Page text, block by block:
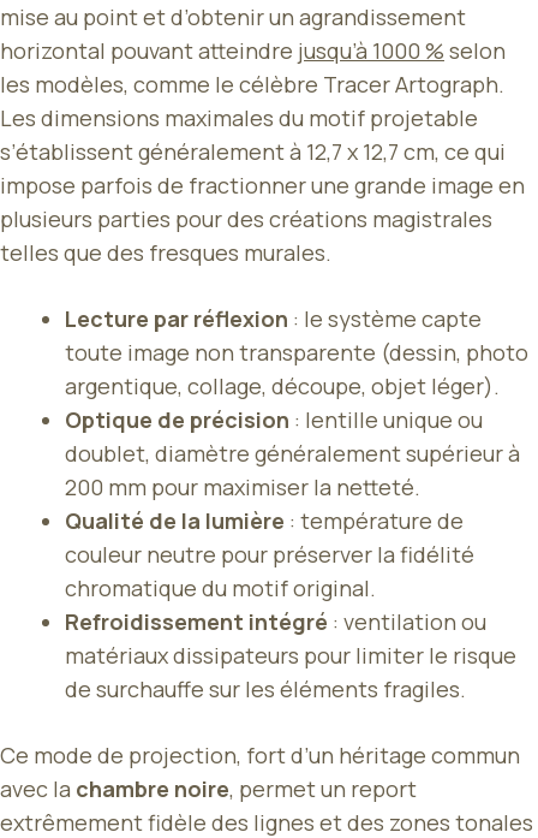
mise au point et d’obtenir un agrandissement
horizontal pouvant atteindre jusqu’à 1000 % selon
les modèles, comme le célèbre Tracer Artograph.
Les dimensions maximales du motif projetable
s’établissent généralement à 12,7 x 12,7 cm, ce qui
impose parfois de fractionner une grande image en
plusieurs parties pour des créations magistrales
telles que des fresques murales.
Lecture par réflexion : le système capte
toute image non transparente (dessin, photo
argentique, collage, découpe, objet léger).
Optique de précision : lentille unique ou
doublet, diamètre généralement supérieur à
200 mm pour maximiser la netteté.
Qualité de la lumière : température de
couleur neutre pour préserver la fidélité
chromatique du motif original.
Refroidissement intégré : ventilation ou
matériaux dissipateurs pour limiter le risque
de surchauffe sur les éléments fragiles.
Ce mode de projection, fort d’un héritage commun
avec la chambre noire, permet un report
extrêmement fidèle des lignes et des zones tonales